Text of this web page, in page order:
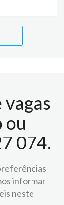
vagas
ou
074.
informar
neste